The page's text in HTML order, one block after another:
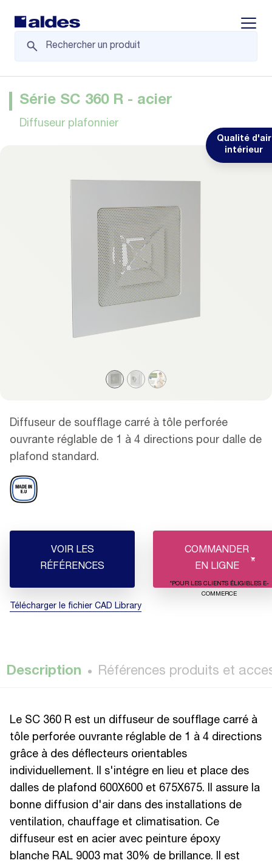
Qualité d'air
intérieur
Série SC 360 R - acier
Diffuseur plafonnier
Diffuseur de soufflage carré à tôle perforée
ouvrante réglable de 1 à 4 directions pour dalle de
plafond standard.
VOIR LES
RÉFÉRENCES
COMMANDER
EN LIGNE
*POUR LES CLIENTS ÉLIGIBLES E-
COMMERCE
Télécharger le fichier CAD Library
Description Références produits et
Le SC 360 R est un diffuseur de soufflage carré à
tôle perforée ouvrante réglable de 1 à 4 directions
grâce à des déflecteurs orientables
individuellement. Il s'intégre en lieu et place des
dalles de plafond 600X600 et 675X675. Il assure la
bonne diffusion d'air dans des installations de
ventilation, chauffage et climatisation. Ce
diffuseur est en acier avec peinture époxy
blanche RAL 9003 mat 30% de brillance. Il est